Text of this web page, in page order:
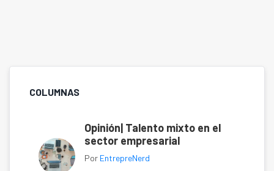
COLUMNAS
Opinión| Talento mixto en el
sector empresarial
Por EntrepreNerd